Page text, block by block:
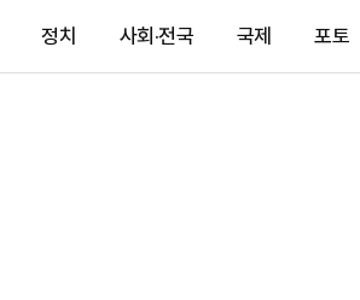
정치 사회·전국 국제 포토